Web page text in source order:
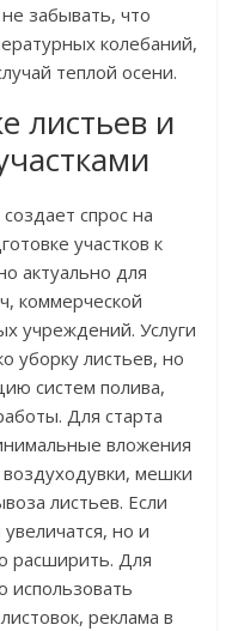
забывать, что
колебаний,
теплой осени.
листьев и
спрос на
участков к
актуально для
коммерческой
учреждений. Услуги
уборку листьев, но
систем полива,
Для старта
вложения
мешки
листьев. Если
но и
расширить. Для
использовать
реклама в